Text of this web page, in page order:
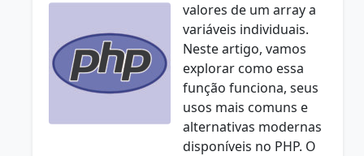
valores de um array a
variáveis individuais.
Neste artigo, vamos
explorar como essa
função funciona, seus
usos mais comuns e
alternativas modernas
disponíveis no PHP. O